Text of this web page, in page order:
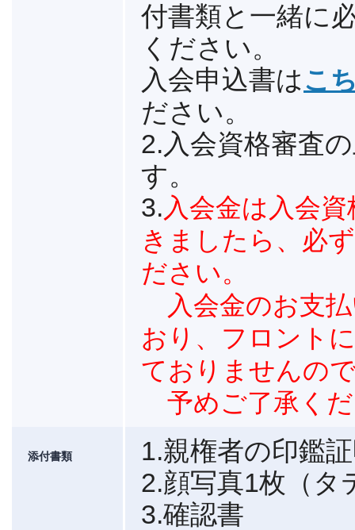
付書類と一緒に
ください。
入会申込書はこ
ださい。
2.入会資格審査
す。
3. 入会金は入会
きましたら、必
ださい。
入会金のお支
おり、フロント
ておりませんの
予めご了承く
添付書類
1.親権者の印鑑
2.顔写真1枚（タ
3.確認書